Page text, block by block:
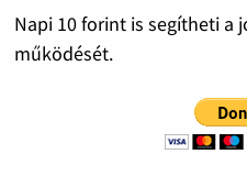
Napi 10 forint is segítheti a
működését.